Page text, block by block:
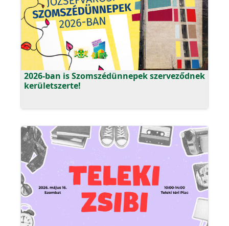
2026-ban is Szomszédünnepek szerveződnek
kerületszerte!